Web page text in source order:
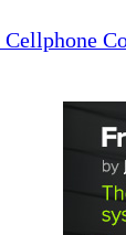
Cellphone